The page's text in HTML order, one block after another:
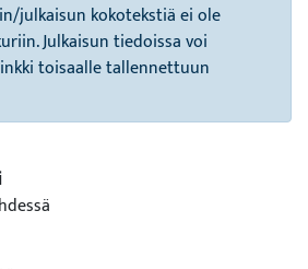
julkaisun kokotekstiä ei ole
Julkaisun tiedoissa voi
toisaalle tallennettuun